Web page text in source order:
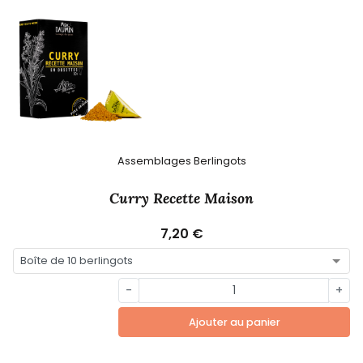
Assemblages Berlingots
Curry Recette Maison
7,20 €
- +
Ajouter au panier